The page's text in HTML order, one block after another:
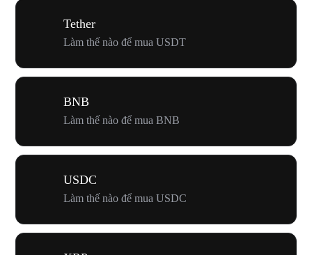
Tether
Làm thế nào để mua USDT
BNB
Làm thế nào để mua BNB
USDC
Làm thế nào để mua USDC